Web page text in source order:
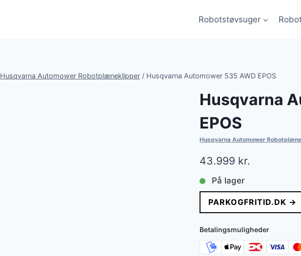
Robotstøvsuger
Husqvarna Automower Robotplæneklipper / Husqvarna Automower 535 AWD EPOS
Husqvarna
EPOS
Husqvarna Automower
43.999 kr.
På lager
PARKOGFRITID.DK →
Betalingsmuligheder